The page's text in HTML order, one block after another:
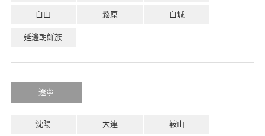
白山 鬆原 白城
延邊朝鮮族
遼寧
沈陽 大連 鞍山